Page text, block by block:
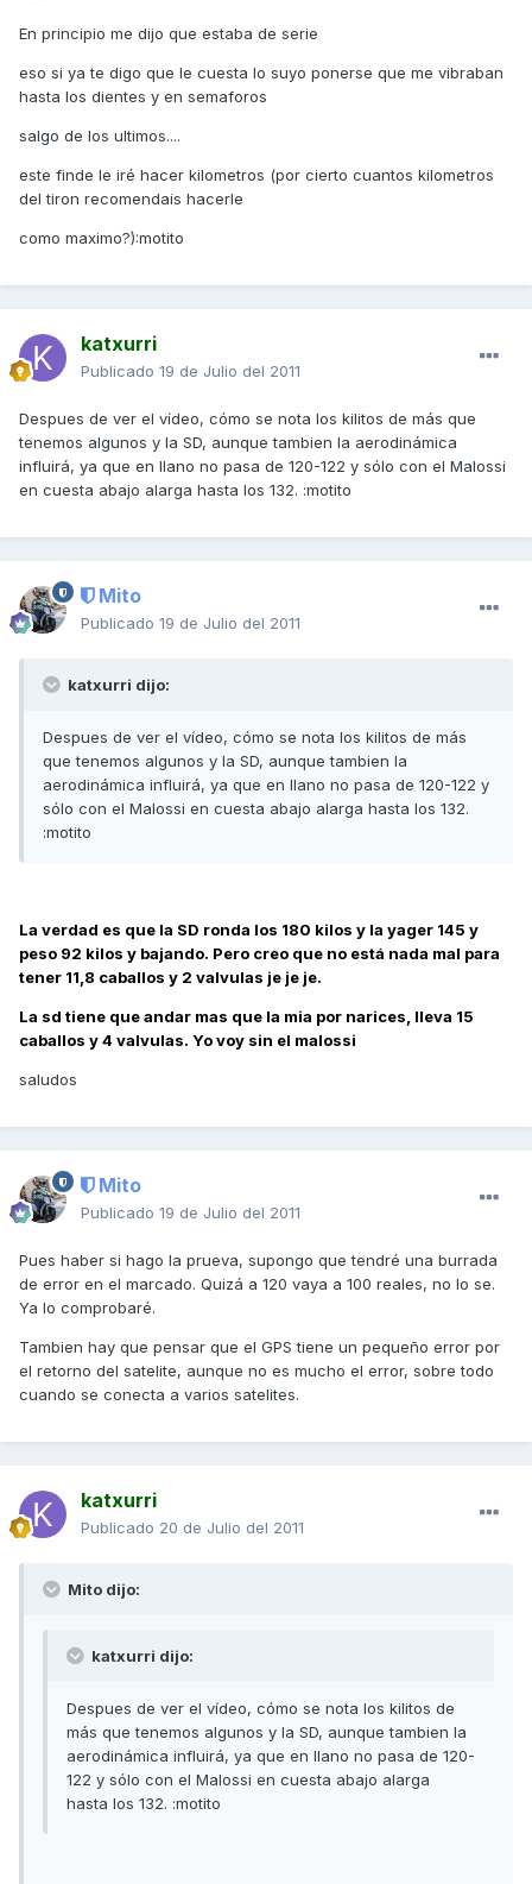
En principio me dijo que estaba de serie
eso si ya te digo que le cuesta lo suyo ponerse que me vibraban
hasta los dientes y en semaforos
salgo de los ultimos....
este finde le iré hacer kilometros (por cierto cuantos kilometros
del tiron recomendais hacerle
como maximo?):motito
katxurri
Publicado 19 de Julio del 2011
Despues de ver el vídeo, cómo se nota los kilitos de más que
tenemos algunos y la SD, aunque tambien la aerodinámica
influirá, ya que en llano no pasa de 120-122 y sólo con el Malossi
en cuesta abajo alarga hasta los 132. :motito
Mito
Publicado 19 de Julio del 2011
katxurri dijo:
Despues de ver el vídeo, cómo se nota los kilitos de más
que tenemos algunos y la SD, aunque tambien la
aerodinámica influirá, ya que en llano no pasa de 120-122 y
sólo con el Malossi en cuesta abajo alarga hasta los 132.
:motito
La verdad es que la SD ronda los 180 kilos y la yager 145 y
peso 92 kilos y bajando. Pero creo que no está nada mal para
tener 11,8 caballos y 2 valvulas je je je.
La sd tiene que andar mas que la mia por narices, lleva 15
caballos y 4 valvulas. Yo voy sin el malossi
saludos
Mito
Publicado 19 de Julio del 2011
Pues haber si hago la prueva, supongo que tendré una burrada
de error en el marcado. Quizá a 120 vaya a 100 reales, no lo se.
Ya lo comprobaré.
Tambien hay que pensar que el GPS tiene un pequeño error por
el retorno del satelite, aunque no es mucho el error, sobre todo
cuando se conecta a varios satelites.
katxurri
Publicado 20 de Julio del 2011
Mito dijo:
katxurri dijo:
Despues de ver el vídeo, cómo se nota los kilitos de
más que tenemos algunos y la SD, aunque tambien la
aerodinámica influirá, ya que en llano no pasa de 120-
122 y sólo con el Malossi en cuesta abajo alarga
hasta los 132. :motito